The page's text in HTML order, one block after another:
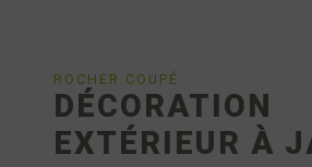
ROCHER COUPÉ
DÉCORATION
EXTÉRIEUR À